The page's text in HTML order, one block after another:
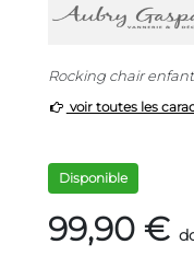
Rocking chair
voir toutes les
Disponible
99,90 €